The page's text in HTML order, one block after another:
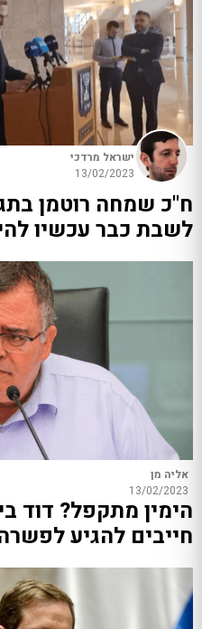
ישראל מרדכי
13/02/2023
ח"כ שמחה רוטמן
לשבת כבר עכשיו
אליה מן
13/02/2023
הימין מתקפל? דוד
חייבים להגיע